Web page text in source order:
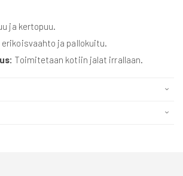
ja kertopuu.
erikoisvaahto ja pallokuitu.
Toimitetaan kotiin jalat irrallaan.